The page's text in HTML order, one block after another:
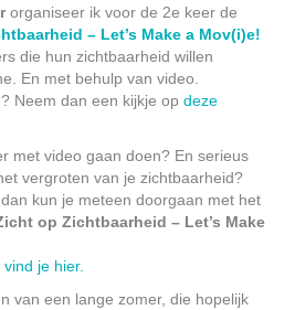
organiseer ik voor de 2e keer de
– Let’s Make a Mov(i)e!
die hun zichtbaarheid willen
En met behulp van video.
Neem dan een kijkje op deze
met video gaan doen? En serieus
vergroten van je zichtbaarheid?
kun je meteen doorgaan met het
op Zichtbaarheid – Let’s Make
je hier.
van een lange zomer, die hopelijk